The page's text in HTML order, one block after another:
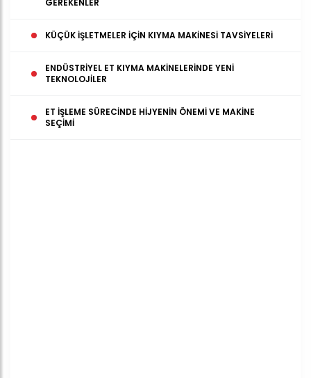
GEREKENLER
KÜÇÜK İŞLETMELER İÇIN KIYMA MAKINESI TAVSIYELERI
ENDÜSTRIYEL ET KIYMA MAKINELERINDE YENI
TEKNOLOJILER
ET İŞLEME SÜRECINDE HIJYENIN ÖNEMI VE MAKINE
SEÇIMI